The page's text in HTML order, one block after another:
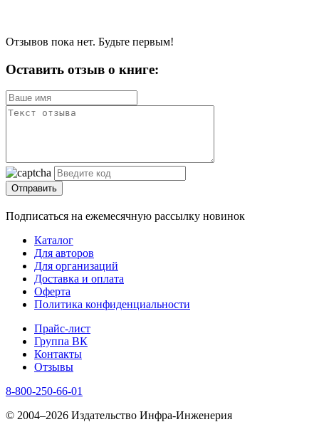
Отзывов пока нет. Будьте первым!
Оставить отзыв о книге:
Отправить
Подписаться на ежемесячную рассылку новинок
Каталог
Для авторов
Для организаций
Доставка и оплата
Оферта
Политика конфиденциальности
Прайс-лист
Группа ВК
Контакты
Отзывы
8-800-250-66-01
© 2004–2026 Издательство Инфра-Инженерия